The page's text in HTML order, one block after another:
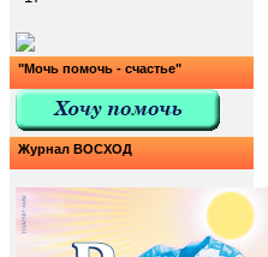
"Мочь помочь - счастье"
Журнал ВОСХОД